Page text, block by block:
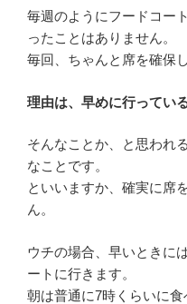
毎週のようにフードコー
ったことはありません。
毎回、ちゃんと席を確保
理由は、早めに行ってい
そんなことか、と思われ
なことです。
といいますか、確実に席
ん。
ウチの場合、早いときに
ートに行きます。
朝は普通に7時くらいに